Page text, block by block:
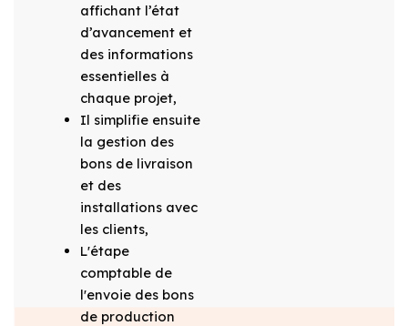
affichant l’état
d’avancement et
des informations
essentielles à
chaque projet,
Il simplifie ensuite
la gestion des
bons de livraison
et des
installations avec
les clients,
L'étape
comptable de
l'envoie des bons
de production